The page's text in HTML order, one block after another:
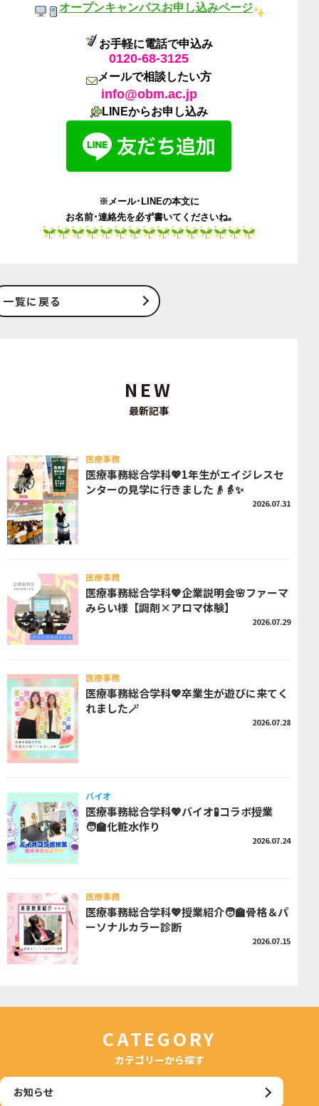
NEW
最新記事
医療事務
医療事務総合学科💖1年生がエイジレスセ
ンターの見学に行きました👴👵✨
2026.07.31
医療事務
医療事務総合学科💖企業説明会🌸ファーマ
みらい様【調剤×アロマ体験】
2026.07.29
医療事務
医療事務総合学科💖卒業生が遊びに来てく
れました🪄
2026.07.28
バイオ
医療事務総合学科💖バイオ🧪コラボ授業
🧑‍🏫化粧水作り
2026.07.24
医療事務
医療事務総合学科💖授業紹介🧑‍🏫骨格＆パ
ーソナルカラー診断
2026.07.15
オープンキャンパスお申し込みページ
お手軽に電話で申込み
0120-68-3125
メールで相談したい方
info@obm.ac.jp
LINEからお申し込み
※メール･LINEの本文に
お名前･連絡先を必ず書いてくださいね｡
一覧に戻る
CATEGORY
カテゴリーから探す
お知らせ